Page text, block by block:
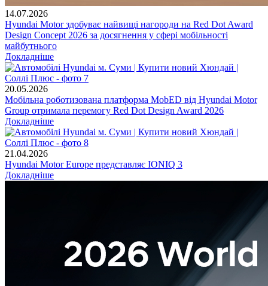
14.07.2026
Hyundai Motor здобуває найвищі нагороди на Red Dot Award
Design Concept 2026 за досягнення у сфері мобільності
майбутнього
Докладніше
20.05.2026
Мобільна роботизована платформа MobED від Hyundai Motor
Group отримала перемогу Red Dot Design Award 2026
Докладніше
21.04.2026
Hyundai Motor Europe представляє IONIQ 3
Докладніше